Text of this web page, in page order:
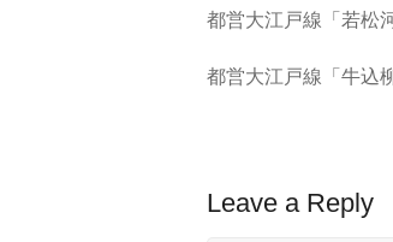
都営大江戸線「若松
都営大江戸線「牛込
Leave a Reply